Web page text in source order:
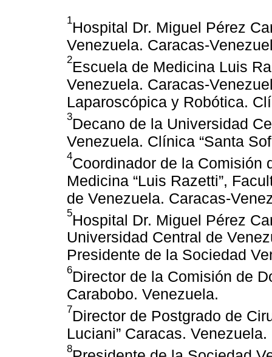
1Hospital Dr. Miguel Pérez
Venezuela. Caracas-
2Escuela de Medicina Luis
Venezuela. Caracas-
Laparoscópica y Robótica.
3Decano de la Universidad
Venezuela. Clínica “Santa
4Coordinador de la Comisión
Medicina “Luis Razetti”,
de Venezuela. Caracas-
5Hospital Dr. Miguel Pérez
Universidad Central de
Presidente de la Sociedad
6Director de la Comisión de
Carabobo. Venezuela.
7Director de Postgrado de
Luciani” Caracas. Venezuela.
8